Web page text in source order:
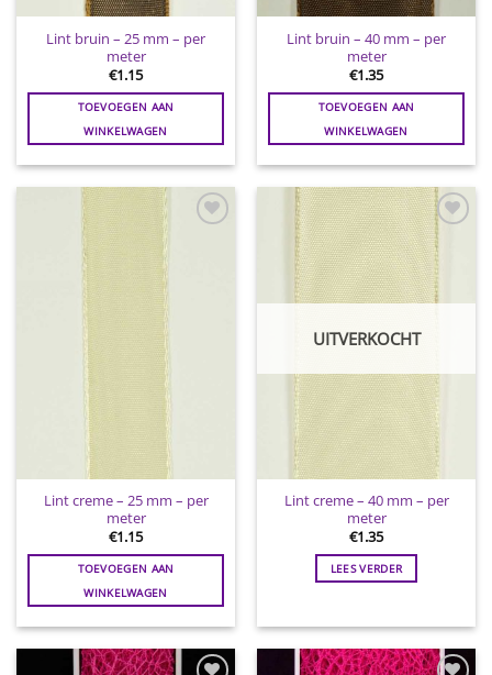
Lint bruin – 25 mm – per
meter
€1.15
TOEVOEGEN AAN
WINKELWAGEN
Lint bruin – 40 mm – per
meter
€1.35
TOEVOEGEN AAN
WINKELWAGEN
Toevoegen
Lint creme – 25 mm – per
meter
€1.15
TOEVOEGEN AAN
WINKELWAGEN
Toevoegen
aan
wenslijst
UITVERKOCHT
Lint creme – 40 mm – per
meter
€1.35
LEES VERDER